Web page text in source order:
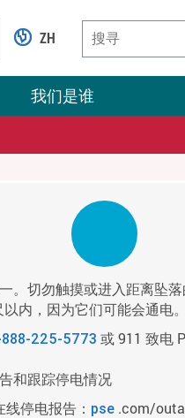
我们是谁
ZH
。切勿触摸或进入距离坠
内，因为它们可能会通电。
225-5773 或 911 致电
和跟踪停电情况
线停电报告： pse .com/